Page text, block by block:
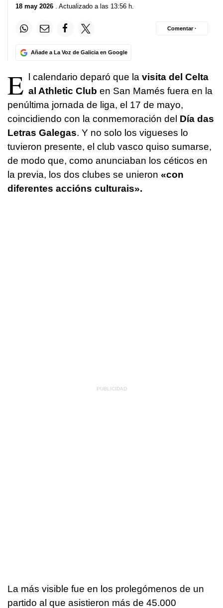
18 may 2026 . Actualizado a las 13:56 h.
Añade a La Voz de Galicia en Google
Comentar ·
E l calendario deparó que la visita del Celta
al Athletic Club en San Mamés fuera en la
penúltima jornada de liga, el 17 de mayo,
coincidiendo con la conmemoración del Día das
Letras Galegas. Y no solo los vigueses lo
tuvieron presente, el club vasco quiso sumarse,
de modo que, como anunciaban los céticos en
la previa, los dos clubes se unieron «con
diferentes accións culturais».
La más visible fue en los prolegómenos de un
partido al que asistieron más de 45.000